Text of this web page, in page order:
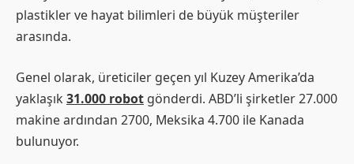
plastikler ve hayat bilimleri de büyük müşteriler
arasında.
Genel olarak, üreticiler geçen yıl Kuzey Amerika’da
yaklaşık 31.000 robot gönderdi. ABD’li şirketler 27.000
makine ardından 2700, Meksika 4.700 ile Kanada
bulunuyor.